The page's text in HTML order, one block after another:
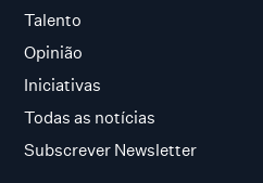
Talento
Opinião
Iniciativas
Todas as notícias
Subscrever Newsletter